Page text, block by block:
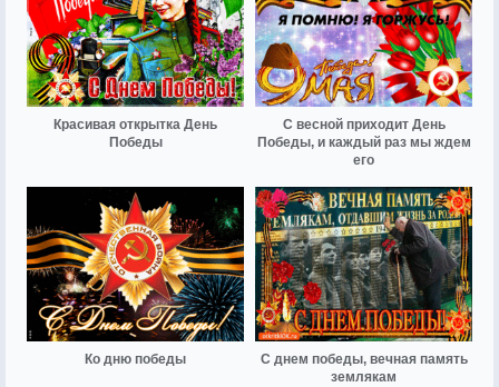
Красивая открытка День
Победы
С весной приходит День
Победы, и каждый раз мы ждем
его
Ко дню победы
С днем победы, вечная память
землякам